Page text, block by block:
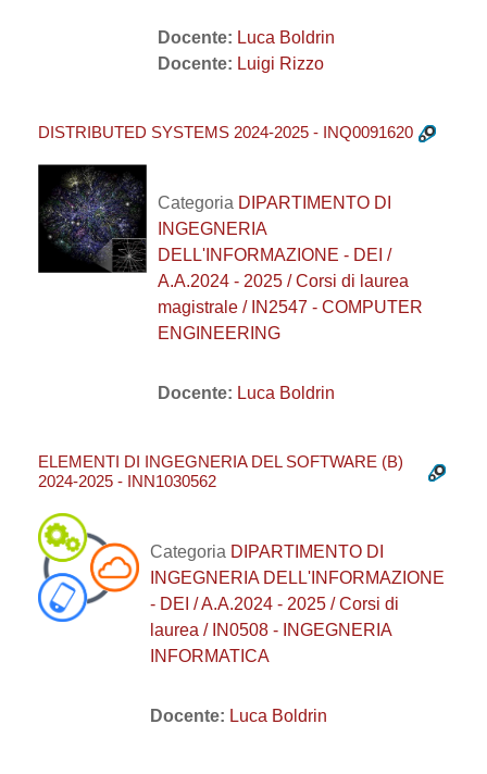
Docente: Luca Boldrin
Docente: Luigi Rizzo
DISTRIBUTED SYSTEMS 2024-2025 - INQ0091620
Categoria DIPARTIMENTO DI
INGEGNERIA
DELL'INFORMAZIONE - DEI /
A.A.2024 - 2025 / Corsi di laurea
magistrale / IN2547 - COMPUTER
ENGINEERING
Docente: Luca Boldrin
ELEMENTI DI INGEGNERIA DEL SOFTWARE (B)
2024-2025 - INN1030562
Categoria DIPARTIMENTO DI
INGEGNERIA DELL'INFORMAZIONE
- DEI / A.A.2024 - 2025 / Corsi di
laurea / IN0508 - INGEGNERIA
INFORMATICA
Docente: Luca Boldrin